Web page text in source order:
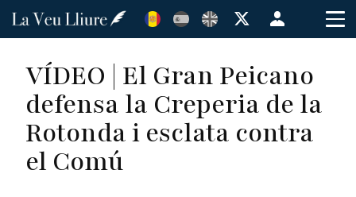
Vés
Menú
de
de
usuario
VÍDEO | El Gran Peicano
defensa la Creperia de la
Rotonda i esclata contra
el Comú